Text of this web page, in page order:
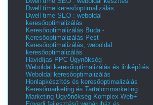
Dwell time keresőoptimalizálás
Dwell time SEO : weboldal
keresőoptimalizálás
Keresőoptimalizálás Buda -
Keresőoptimalizálás Pest
Keresőoptimalizálás, weboldal
keresőoptimalizálás
Havidíjas PPC Ügynökség
Weboldal keresőoptimalizálás és linképítés
Weboldal keresőoptimalizálás
Honlapkészítés és keresőoptimalizálás
Keresőmarketing és Tartalommarketing
Marketing Ügyönökség Komplex Web+
Egyedi fejlesztésű webáruház és